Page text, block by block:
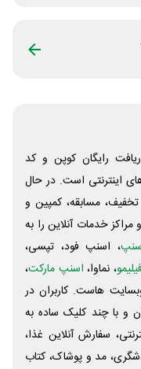
رایگان کوپن و کد
اینترنتی است. در حال
مسابقه، کمپین و
خدمات آنلاین را به
، اسنپ فود، تپسی،
، نماوا، اسنپ مارکت،
‌هاست. کاربران در
و با چند کلیک ساده به
سفارش آنلاین غذا،
مد و پوشاک، کتاب